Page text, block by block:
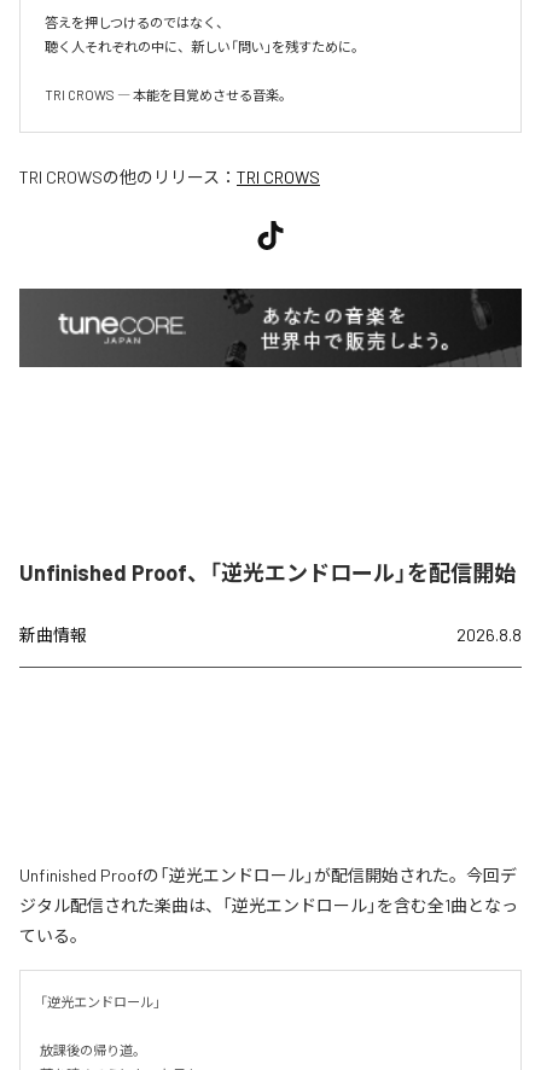
答えを押しつけるのではなく、
聴く人それぞれの中に、新しい「問い」を残すために。
TRI CROWS ― 本能を目覚めさせる音楽。
TRI CROWSの他のリリース： TRI CROWS
Unfinished Proof、「逆光エンドロール」を配信開始
新曲情報 2026.8.8
Unfinished Proofの「逆光エンドロール」が配信開始された。今回デ
ジタル配信された楽曲は、「逆光エンドロール」を含む全1曲となっ
ている。
「逆光エンドロール」
放課後の帰り道。